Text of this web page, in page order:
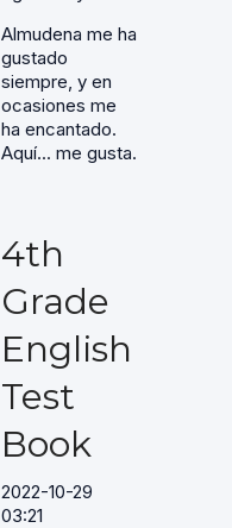
Almudena me ha
gustado
siempre, y en
ocasiones me
ha encantado.
Aquí... me gusta.
4th
Grade
English
Test
Book
2022-10-29
03:21